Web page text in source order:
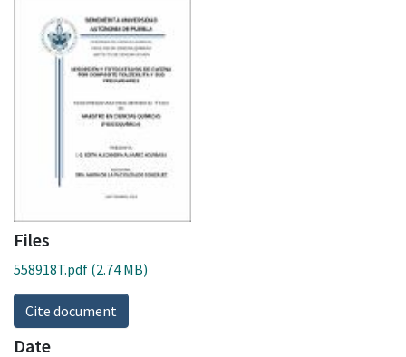
Files
558918T.pdf (2.74 MB)
Cite document
Date